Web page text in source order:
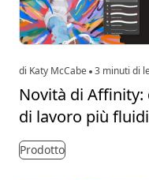
di Katy McCabe 3 minuti di
Novità di Affinity:
di lavoro più fluidi
Prodotto